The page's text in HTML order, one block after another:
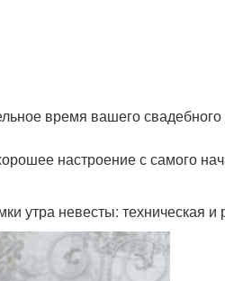
время вашего свадебного
настроение с самого
утра невесты: техническая и